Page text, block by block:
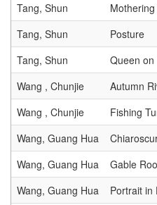
Tang, Shun
Tang, Shun
Posture
Tang, Shun
Queen
Wang , Chunjie
Autumn
Wang , Chunjie
Fishing
Wang, Guang Hua
Wang, Guang Hua
Gable
Wang, Guang Hua
Portrait in